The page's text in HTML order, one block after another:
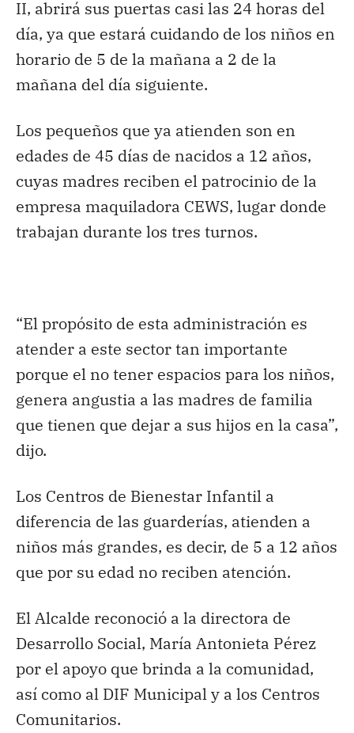
II, abrirá sus puertas casi las 24 horas del
día, ya que estará cuidando de los niños en
horario de 5 de la mañana a 2 de la
mañana del día siguiente.
Los pequeños que ya atienden son en
edades de 45 días de nacidos a 12 años,
cuyas madres reciben el patrocinio de la
empresa maquiladora CEWS, lugar donde
trabajan durante los tres turnos.
“El propósito de esta administración es
atender a este sector tan importante
porque el no tener espacios para los niños,
genera angustia a las madres de familia
que tienen que dejar a sus hijos en la casa”,
dijo.
Los Centros de Bienestar Infantil a
diferencia de las guarderías, atienden a
niños más grandes, es decir, de 5 a 12 años
que por su edad no reciben atención.
El Alcalde reconoció a la directora de
Desarrollo Social, María Antonieta Pérez
por el apoyo que brinda a la comunidad,
así como al DIF Municipal y a los Centros
Comunitarios.